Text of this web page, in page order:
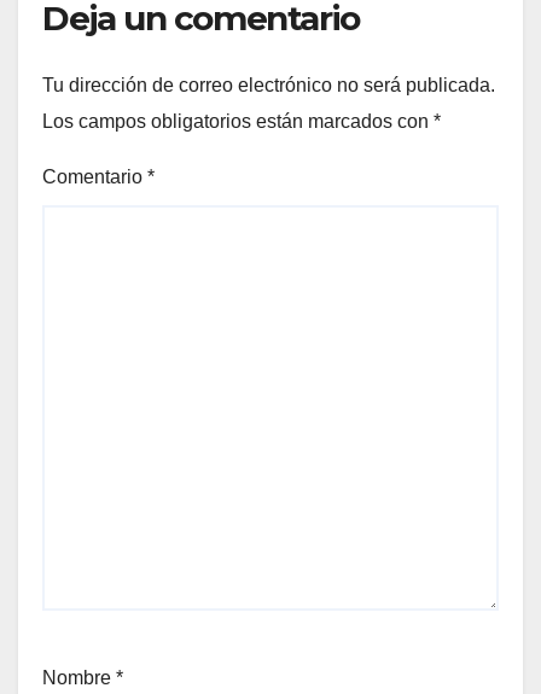
Deja un comentario
Tu dirección de correo electrónico no será publicada.
Los campos obligatorios están marcados con *
Comentario *
Nombre *